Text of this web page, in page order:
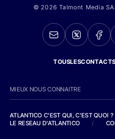
© 2026 Talmont Media
MIEUX NOUS CONNAITRE
ATLANTICO C'EST QUI, C'EST QUOI ?
LE RESEAU D'ATLANTICO
/